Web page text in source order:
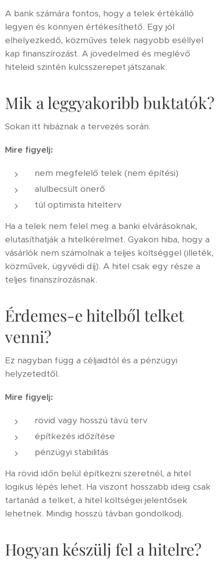
A bank számára fontos, hogy a telek értékálló
legyen és könnyen értékesíthető. Egy jól
elhelyezkedő, közműves telek nagyobb eséllyel
kap finanszírozást. A jövedelmed és meglévő
hiteleid szintén kulcsszerepet játszanak.
Mik a leggyakoribb buktatók?
Sokan itt hibáznak a tervezés során.
Mire figyelj:
nem megfelelő telek (nem építési)
alulbecsült önerő
túl optimista hitelterv
Ha a telek nem felel meg a banki elvárásoknak,
elutasíthatják a hitelkérelmet. Gyakori hiba, hogy a
vásárlók nem számolnak a teljes költséggel (illeték,
közművek, ügyvédi díj). A hitel csak egy része a
teljes finanszírozásnak.
Érdemes-e hitelből telket
venni?
Ez nagyban függ a céljaidtól és a pénzügyi
helyzetedtől.
Mire figyelj:
rövid vagy hosszú távú terv
építkezés időzítése
pénzügyi stabilitás
Ha rövid időn belül építkezni szeretnél, a hitel
logikus lépés lehet. Ha viszont hosszabb ideig csak
tartanád a telket, a hitel költségei jelentősek
lehetnek. Mindig hosszú távban gondolkodj.
Hogyan készülj fel a hitelre?